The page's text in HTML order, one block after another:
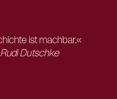
ist machbar.«
Rudi Dutschke